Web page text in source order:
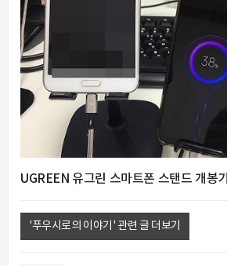
UGREEN 유그린 스마트폰 스탠드 개봉기
'푸우시로의 이야기' 관련 글 더보기